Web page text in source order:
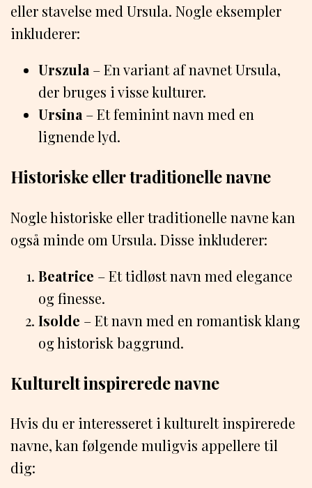
eller stavelse med Ursula. Nogle eksempler
inkluderer:
Urszula – En variant af navnet Ursula,
der bruges i visse kulturer.
Ursina – Et feminint navn med en
lignende lyd.
Historiske eller traditionelle navne
Nogle historiske eller traditionelle navne kan
også minde om Ursula. Disse inkluderer:
Beatrice – Et tidløst navn med elegance
og finesse.
Isolde – Et navn med en romantisk klang
og historisk baggrund.
Kulturelt inspirerede navne
Hvis du er interesseret i kulturelt inspirerede
navne, kan følgende muligvis appellere til
dig: